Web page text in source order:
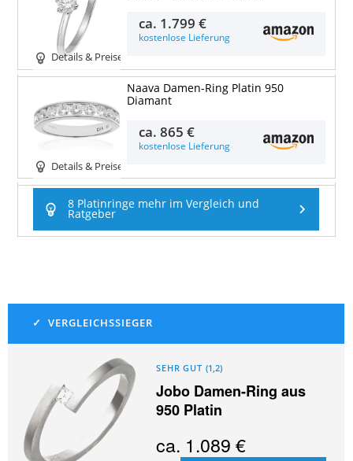
Details & Preise
ca. 1.799 €
kostenlose Lieferung
Details & Preise
Naava Damen-Ring Platin 950
Diamant
ca.865 €
kostenlose Lieferung
8 Platinringe mehr im Vergleich und
Ratgeber
SEHR GUT (1,2)
Jobo Damen-Ring aus
950 Platin
ca. 1.089 €